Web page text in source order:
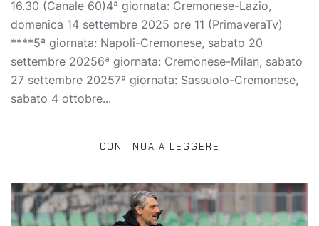
16.30 (Canale 60)4ª giornata: Cremonese-Lazio,
domenica 14 settembre 2025 ore 11 (PrimaveraTv)
****5ª giornata: Napoli-Cremonese, sabato 20
settembre 20256ª giornata: Cremonese-Milan, sabato
27 settembre 20257ª giornata: Sassuolo-Cremonese,
sabato 4 ottobre...
CONTINUA A LEGGERE